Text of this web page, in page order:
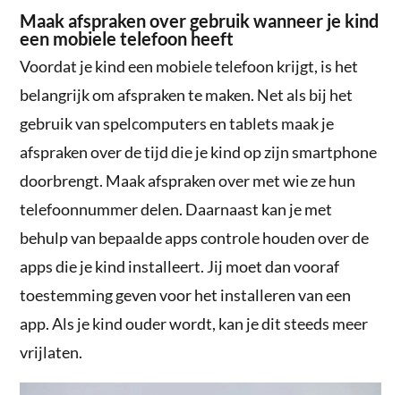
Maak afspraken over gebruik wanneer je kind
een mobiele telefoon heeft
Voordat je kind een mobiele telefoon krijgt, is het
belangrijk om afspraken te maken. Net als bij het
gebruik van spelcomputers en tablets maak je
afspraken over de tijd die je kind op zijn smartphone
doorbrengt. Maak afspraken over met wie ze hun
telefoonnummer delen. Daarnaast kan je met
behulp van bepaalde apps controle houden over de
apps die je kind installeert. Jij moet dan vooraf
toestemming geven voor het installeren van een
app. Als je kind ouder wordt, kan je dit steeds meer
vrijlaten.